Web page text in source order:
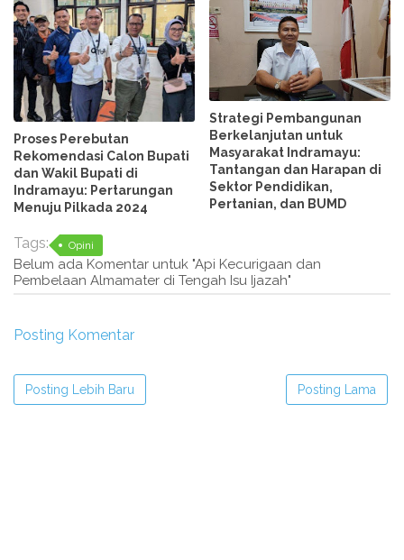
Proses Perebutan
Rekomendasi Calon Bupati
dan Wakil Bupati di
Indramayu: Pertarungan
Menuju Pilkada 2024
Strategi Pembangunan
Berkelanjutan untuk
Masyarakat Indramayu:
Tantangan dan Harapan di
Sektor Pendidikan,
Pertanian, dan BUMD
Tags: Opini
Belum ada Komentar untuk "Api Kecurigaan dan
Pembelaan Almamater di Tengah Isu Ijazah"
Posting Komentar
Posting Lebih Baru Posting Lama